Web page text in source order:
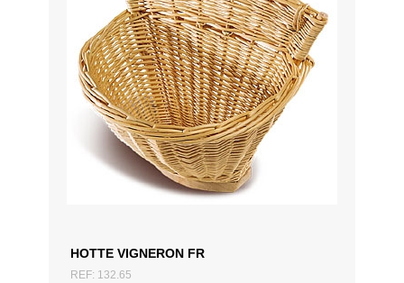
HOTTE VIGNERON FR
REF: 132.65
AJOUTER AU DEVIS